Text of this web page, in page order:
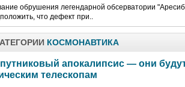
обрушения легендарной обсерватории
что дефект при..
КОСМОНАВТИКА
апокалипсис — они
телескопам